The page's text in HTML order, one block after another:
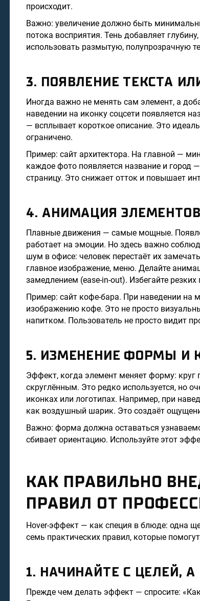
происходит.
Важно: увеличение должно быть
потока восприятия. Тень добавляет
использовать размытую, полупрозрачную
3. ПОЯВЛЕНИЕ ТЕКСТА
Иногда важно не менять сам элемент, а
наведении на иконку соцсети появляется
— всплывает короткое описание. Это
ограничено.
Пример: сайт архитектора. На главной —
каждое фото появляется название и город
страницу. Это снижает отток и повышает
4. АНИМАЦИЯ ЭЛЕМЕНТОВ
Плавные движения — самые мощные.
работает на эмоции. Но здесь важно
шум в офисе: человек перестаёт их
главное изображение, меню. Делайте
замедлением (ease-in-out). Избегайте
Пример: сайт кофе-бара. При наведении на
изображению кофе. Это не просто
напитком. Пользователь не просто видит
5. ИЗМЕНЕНИЕ ФОРМЫ И
Эффект, когда элемент меняет форму: круг
скруглённым. Это редко используется, но
иконках или логотипах. Например, при
как воздушный шарик. Это создаёт
Важно: форма должна оставаться
сбивает ориентацию. Используйте этот
КАК ПРАВИЛЬНО
ПРАВИЛ ОТ
Hover-эффект — как специя в блюде: одна
семь практических правил, которые
1. НАЧИНАЙТЕ С ЦЕЛЕЙ,
Прежде чем делать эффект — спросите: